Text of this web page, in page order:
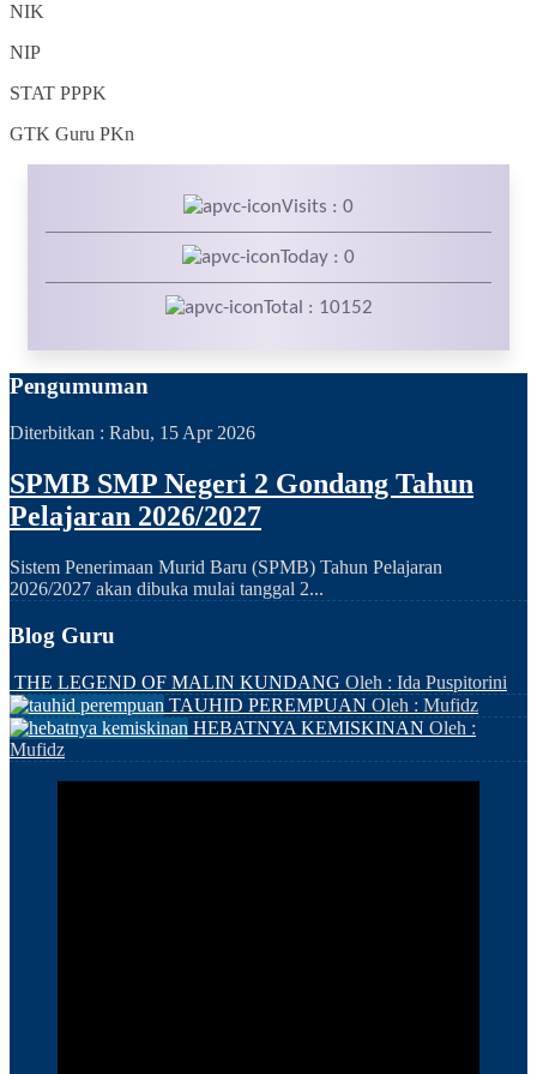
NIK
NIP
STAT PPPK
GTK Guru PKn
Visits : 0
Today : 0
Total : 10152
Pengumuman
Diterbitkan : Rabu, 15 Apr 2026
SPMB SMP Negeri 2 Gondang Tahun
Pelajaran 2026/2027
Sistem Penerimaan Murid Baru (SPMB) Tahun Pelajaran
2026/2027 akan dibuka mulai tanggal 2...
Blog Guru
THE LEGEND OF MALIN KUNDANG Oleh : Ida Puspitorini
TAUHID PEREMPUAN Oleh : Mufidz
HEBATNYA KEMISKINAN Oleh :
Mufidz